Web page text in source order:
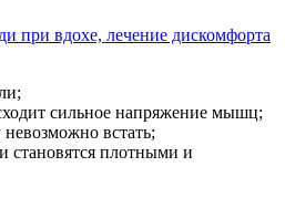
при вдохе, лечение дискомфорта
сильное напряжение мышц;
встать;
плотными и